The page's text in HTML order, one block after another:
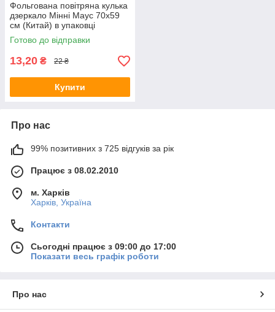
Фольгована повітряна кулька
дзеркало Мінні Маус 70х59
см (Китай) в упаковці
Готово до відправки
13,20 ₴ 22 ₴
Купити
Про нас
99% позитивних з 725 відгуків за рік
Працює з 08.02.2010
м. Харків
Харків, Україна
Контакти
Сьогодні працює з 09:00 до 17:00
Показати весь графік роботи
Про нас